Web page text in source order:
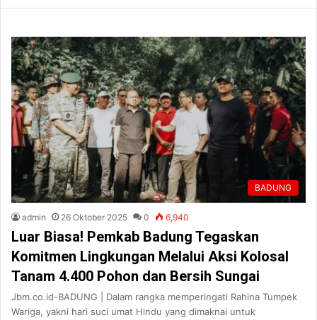
BADUNG
admin 26 Oktober 2025 0 6,940
Luar Biasa! Pemkab Badung Tegaskan
Komitmen Lingkungan Melalui Aksi Kolosal
Tanam 4.400 Pohon dan Bersih Sungai
Jbm.co.id-BADUNG | Dalam rangka memperingati Rahina Tumpek
Wariga, yakni hari suci umat Hindu yang dimaknai untuk